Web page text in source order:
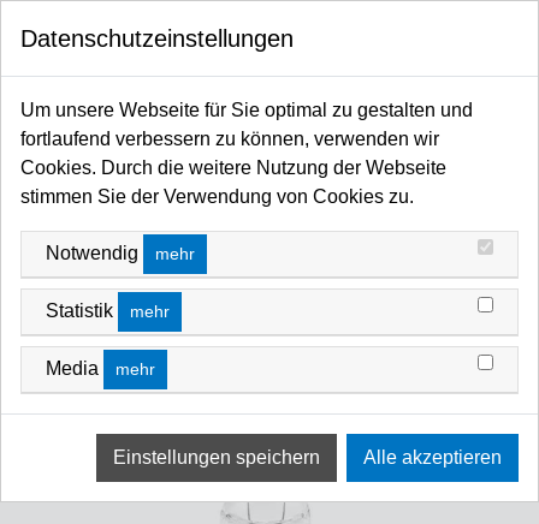
Startseite Leuchtmittel / Fassungen Halogenlampen GX9.5 CP & T Lampen
Datenschutzeinstellungen
Um unsere Webseite für Sie optimal zu gestalten und
fortlaufend verbessern zu können, verwenden wir
Cookies. Durch die weitere Nutzung der Webseite
stimmen Sie der Verwendung von Cookies zu.
Notwendig mehr
Statistik mehr
Media mehr